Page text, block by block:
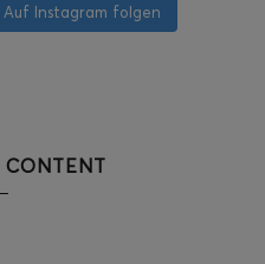
Auf Instagram folgen
CONTENT